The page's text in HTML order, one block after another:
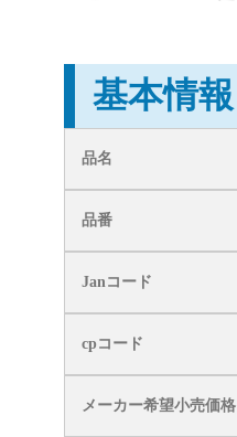
基本情報
品名
品番
Janコード
cpコード
メーカー希望小売価格